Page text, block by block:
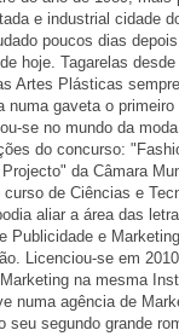
e industrial cidade
poucos dias
hoje. Tagarelas
Artes Plásticas
numa gaveta o
se no mundo da
do concurso:
da Câmara
de Ciências e
aliar a área das
Publicidade e
Licenciou-se em
na mesma
numa agência de
segundo grande